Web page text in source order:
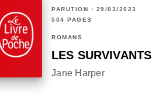
PARUTION : 29/03/2023
504 PAGES
ROMANS
LES SURVIVANTS
Jane Harper